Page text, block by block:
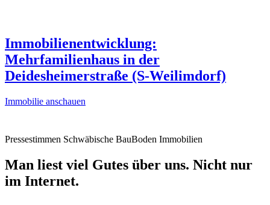
Immobilienentwicklung:
Mehrfamilienhaus in der
Deidesheimerstraße (S-Weilimdorf)
Immobilie anschauen
Pressestimmen Schwäbische BauBoden Immobilien
Man liest viel Gutes über uns. Nicht nur
im Internet.